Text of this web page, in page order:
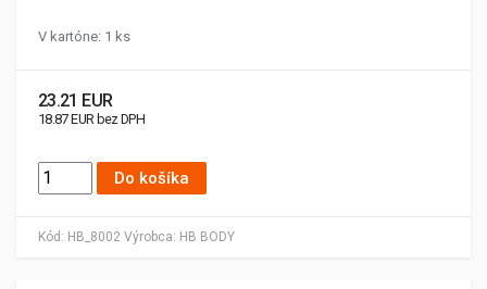
Kód: HB_8002 Výrobca: HB BODY
V kartóne: 1 ks
23.21 EUR
18.87 EUR bez DPH
Do košíka